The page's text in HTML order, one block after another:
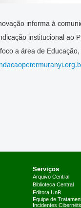
informa à
institucional ao
a área de
Serviços
Arquivo Central
Biblioteca Central
Editora UnB
Equipe de
Incidentes